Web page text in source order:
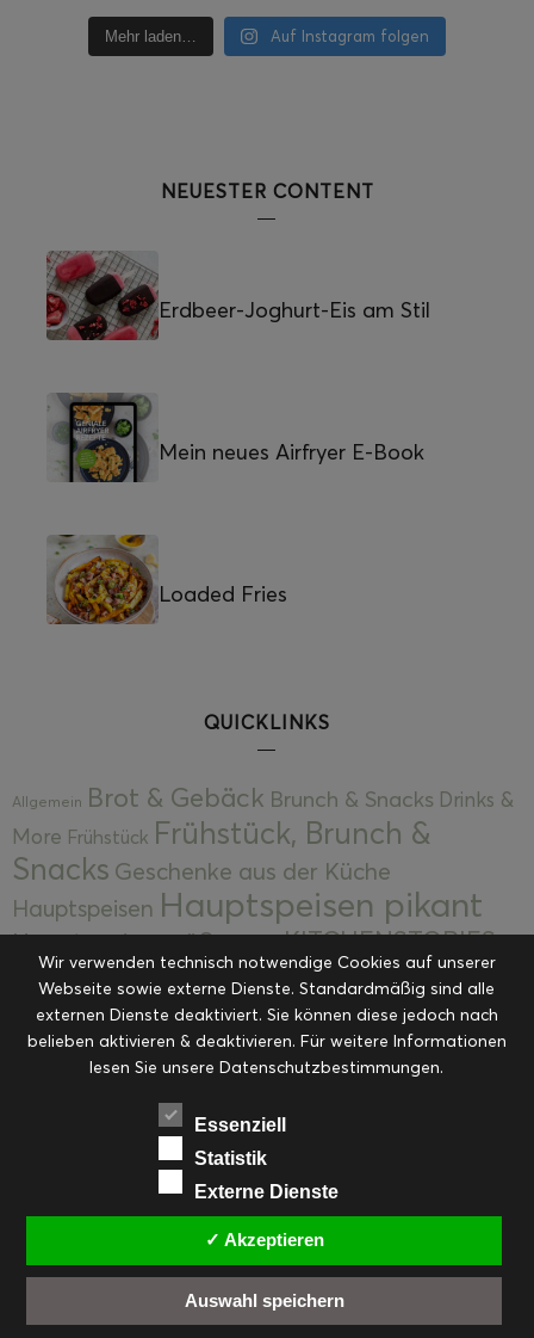
Mehr laden… Auf Instagram folgen
NEUESTER CONTENT
Erdbeer-Joghurt-Eis am Stil
Mein neues Airfryer E-Book
Loaded Fries
QUICKLINKS
Allgemein Brot & Gebäck Brunch & Snacks Drinks &
More Frühstück Frühstück, Brunch &
Snacks Geschenke aus der Küche
Hauptspeisen Hauptspeisen pikant
Hauptspeisen süßKekseKITCHENSTORIES
Kuchen, Torten & Desserts Kuchen und
Desserts Kulinarik Kulinarische Mitbringsel &
Eingemachtes Ohne Kategorie Ostern Resteküche
RezepteSaisonalSliderStartseite
Suppen, Salate & Vorspeisen
Vorspeisen, Salate & Suppen
Weihnachten Workshops & Events
FACEBOOK PINTEREST EMAIL
Wir verwenden technisch notwendige Cookies auf unserer
Webseite sowie externe Dienste. Standardmäßig sind alle
externen Dienste deaktiviert. Sie können diese jedoch nach
belieben aktivieren & deaktivieren. Für weitere Informationen
lesen Sie unsere Datenschutzbestimmungen.
Essenziell
Statistik
Externe Dienste
✓ Akzeptieren
Auswahl speichern